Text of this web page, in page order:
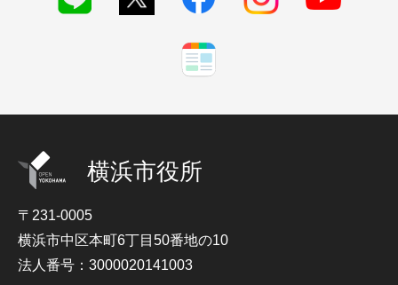
横浜市役所
〒231-0005
横浜市中区本町6丁目50番地の10
法人番号：3000020141003